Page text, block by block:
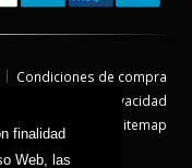
finalidad
Web, las
Condiciones de compra
Política de Privacidad
de Cookies
Sitemap